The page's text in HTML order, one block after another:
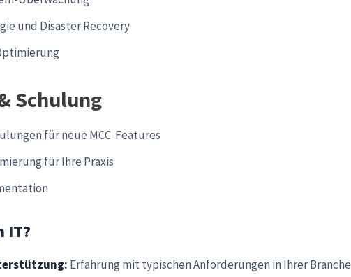
und Disaster Recovery
Schulung
für neue MCC-Features
für Ihre Praxis
IT?
Erfahrung mit typischen Anforderungen in Ihrer Branche